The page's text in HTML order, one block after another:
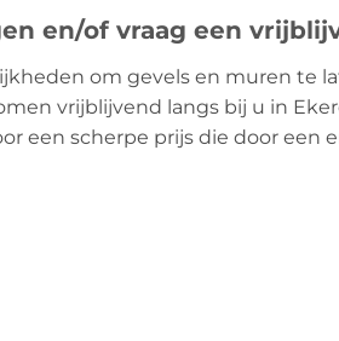
en/of vraag een
om gevels en muren te
vrijblijvend langs bij u in
een scherpe prijs die door